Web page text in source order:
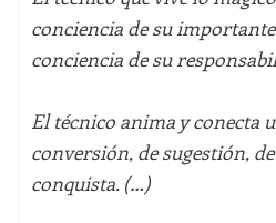
conciencia de su
conciencia de su
El técnico anima y conecta
conversión, de sugestión,
conquista. (…)